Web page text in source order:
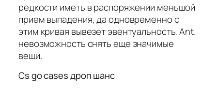
редкости иметь в распоряжении меньшой
прием выпадения, да одновременно с
этим кривая вывезет эвентуальность. Ant.
невозможность снять еще значимые
вещи.
Cs go cases дроп шанс